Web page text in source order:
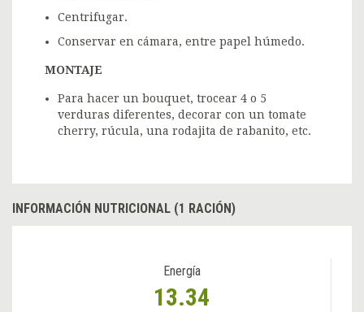
Centrifugar.
Conservar en cámara, entre papel húmedo.
MONTAJE
Para hacer un bouquet, trocear 4 o 5
verduras diferentes, decorar con un tomate
cherry, rúcula, una rodajita de rabanito, etc.
INFORMACIÓN NUTRICIONAL (1 RACIÓN)
Energía
13.34